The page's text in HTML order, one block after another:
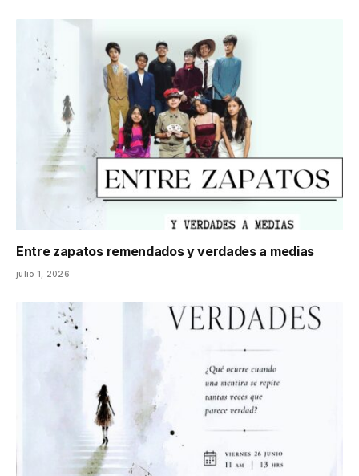
Entre zapatos remendados y verdades a medias
julio 1, 2026